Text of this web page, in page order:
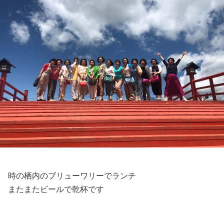
時の栖内のブリューワリーでランチ
またまたビールで乾杯です